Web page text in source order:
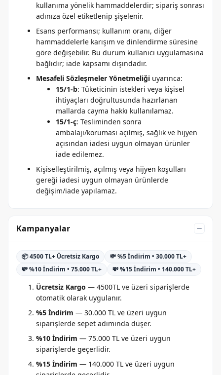
kullanıma yönelik hammaddelerdir; sipariş sonrası
adınıza özel etiketlenip şişelenir.
Esans performansı; kullanım oranı, diğer
hammaddelerle karışım ve dinlendirme süresine
göre değişebilir. Bu durum kullanıcı uygulamasına
bağlıdır; iade kapsamı dışındadır.
Mesafeli Sözleşmeler Yönetmeliği uyarınca:
15/1-b: Tüketicinin istekleri veya kişisel
ihtiyaçları doğrultusunda hazırlanan
mallarda cayma hakkı kullanılamaz.
15/1-ç: Tesliminden sonra
ambalajı/koruması açılmış, sağlık ve hijyen
açısından iadesi uygun olmayan ürünler
iade edilemez.
Kişiselleştirilmiş, açılmış veya hijyen koşulları
gereği iadesi uygun olmayan ürünlerde
değişim/iade yapılamaz.
Kampanyalar
📦 4500 TL+ Ücretsiz Kargo
💸 %5 İndirim • 30.000 TL+
💸 %10 İndirim • 75.000 TL+
💸 %15 İndirim • 140.000 TL+
Ücretsiz Kargo — 4500TL ve üzeri siparişlerde
otomatik olarak uygulanır.
%5 İndirim — 30.000 TL ve üzeri uygun
siparişlerde sepet adımında düşer.
%10 İndirim — 75.000 TL ve üzeri uygun
siparişlerde geçerlidir.
%15 İndirim — 140.000 TL ve üzeri uygun